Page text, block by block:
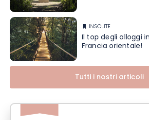
INSOLITE
Il top degli alloggi
Francia orientale!
Tutti i nostri articoli